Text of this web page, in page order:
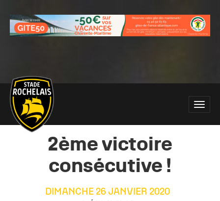
Main
site
navigation
Toggle
2ème victoire
consécutive !
DIMANCHE 26 JANVIER 2020